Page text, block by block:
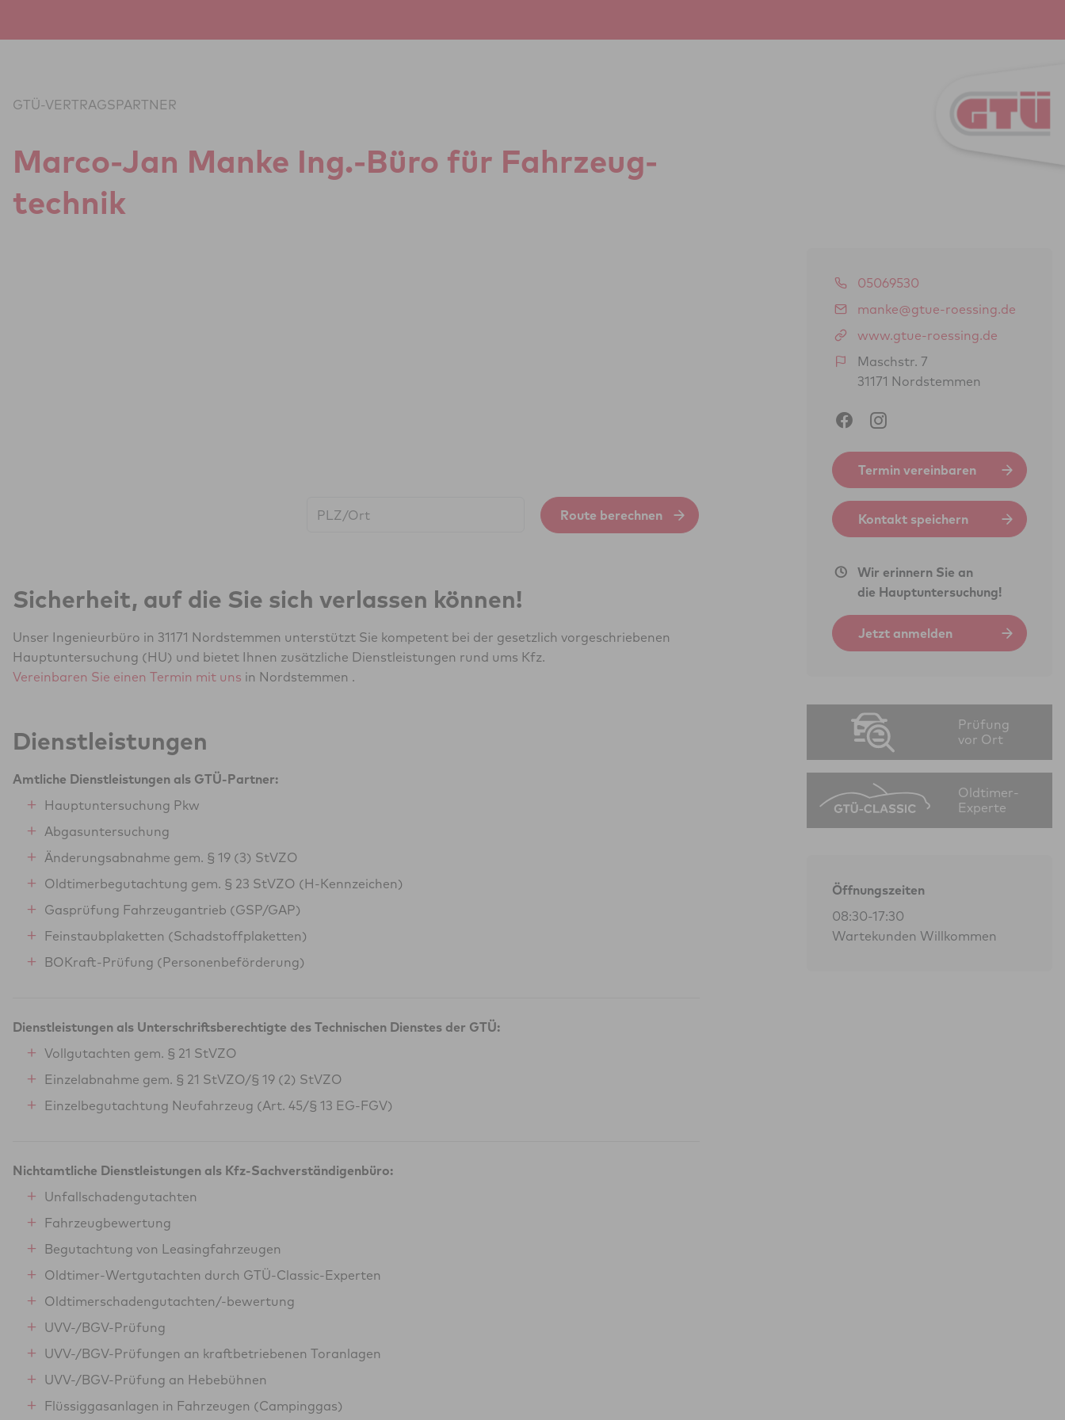
GTÜ-VERTRAGSPARTNER
Marco-Jan Manke Ing.-Büro für Fahr­zeug­
tech­nik
Route berechnen
Sicherheit, auf die Sie sich verlassen können!
Unser Ingenieurbüro in 31171 Nordstemmen unterstützt Sie kompetent bei der gesetzlich vorgeschriebenen
Hauptuntersuchung (HU) und bietet Ihnen zusätzliche Dienstleistungen rund ums Kfz.
Vereinbaren Sie einen Termin mit uns in Nordstemmen .
Dienstleistungen
Amtliche Dienstleistungen als GTÜ-Partner:
Hauptuntersuchung Pkw
Abgasuntersuchung
Änderungsabnahme gem. § 19 (3) StVZO
Oldtimerbegutachtung gem. § 23 StVZO (H-Kennzeichen)
Gasprüfung Fahrzeugantrieb (GSP/GAP)
Feinstaubplaketten (Schadstoffplaketten)
BOKraft-Prüfung (Personenbeförderung)
Dienstleistungen als Unterschriftsberechtigte des Technischen Dienstes der GTÜ:
Vollgutachten gem. § 21 StVZO
Einzelabnahme gem. § 21 StVZO/§ 19 (2) StVZO
Einzelbegutachtung Neufahrzeug (Art. 45/§ 13 EG-FGV)
Nichtamtliche Dienstleistungen als Kfz-Sachverständigenbüro:
Unfallschadengutachten
Fahrzeugbewertung
Begutachtung von Leasingfahrzeugen
Oldtimer-Wertgutachten durch GTÜ-Classic-Experten
Oldtimerschadengutachten/-bewertung
UVV-/BGV-Prüfung
UVV-/BGV-Prüfungen an kraftbetriebenen Toranlagen
UVV-/BGV-Prüfung an Hebebühnen
Flüssiggasanlagen in Fahrzeugen (Campinggas)
05069530
manke@gtue-roessing.de
www.gtue-roessing.de
Maschstr. 7
31171 Nordstemmen
Termin vereinbaren
Kontakt speichern
Wir erinnern Sie an
die Hauptuntersuchung!
Jetzt anmelden
Prüfung
vor Ort
Oldtimer-
Experte
Öffnungszeiten
08:30-17:30
Wartekunden Willkommen